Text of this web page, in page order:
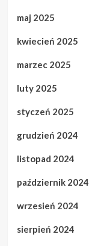
maj 2025
kwiecień 2025
marzec 2025
luty 2025
styczeń 2025
grudzień 2024
listopad 2024
październik 2024
wrzesień 2024
sierpień 2024